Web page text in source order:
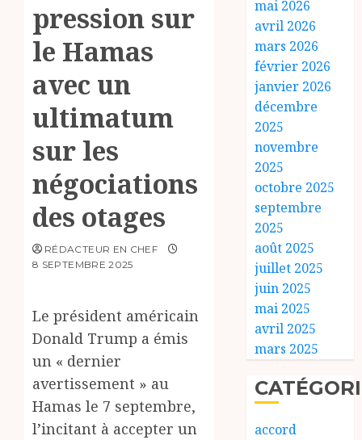
pression sur
le Hamas
avec un
ultimatum
sur les
négociations
des otages
RÉDACTEUR EN CHEF
8 SEPTEMBRE 2025
Le président américain
Donald Trump a émis
un « dernier
avertissement » au
Hamas le 7 septembre,
l’incitant à accepter un
mai 2026
avril 2026
mars 2026
février 2026
janvier 2026
décembre
2025
novembre
2025
octobre 2025
septembre
2025
août 2025
juillet 2025
juin 2025
mai 2025
avril 2025
mars 2025
accord